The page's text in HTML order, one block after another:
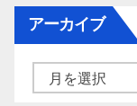
アーカイブ